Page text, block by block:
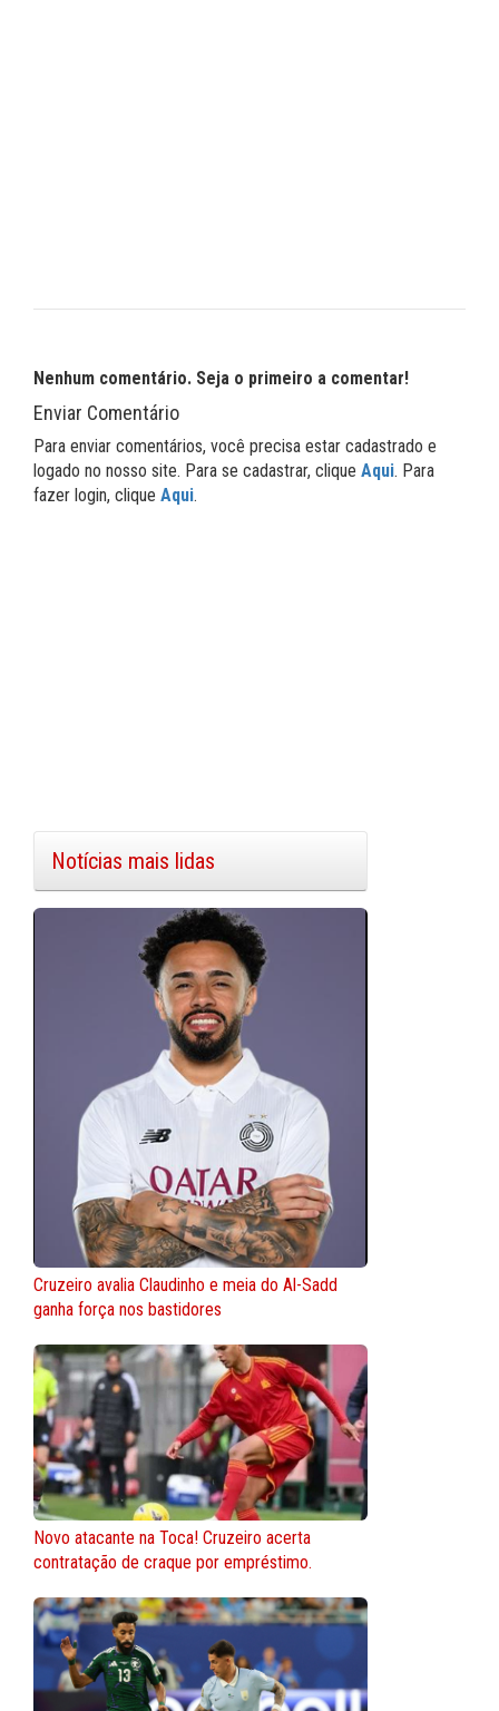
Nenhum comentário. Seja o primeiro a comentar!
Enviar Comentário
Para enviar comentários, você precisa estar cadastrado e
logado no nosso site. Para se cadastrar, clique Aqui. Para
fazer login, clique Aqui.
Notícias mais lidas
Cruzeiro avalia Claudinho e meia do Al-Sadd
ganha força nos bastidores
Novo atacante na Toca! Cruzeiro acerta
contratação de craque por empréstimo.